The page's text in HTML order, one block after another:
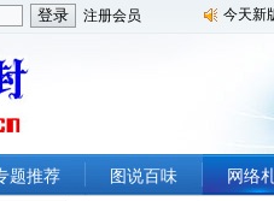
注册会员 今天新
题推荐 图说百味 网络